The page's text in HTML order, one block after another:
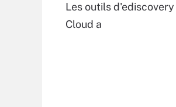
Les outils
Cloud a